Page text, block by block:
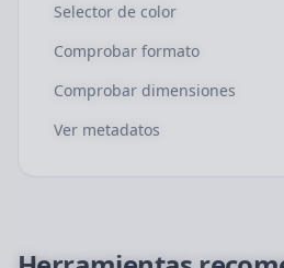
Selector de color
Comprobar formato
Comprobar dimensiones
Ver metadatos